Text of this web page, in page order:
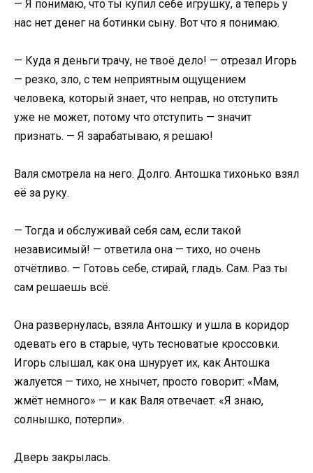
— Я понимаю, что ты купил себе игрушку, а теперь у
нас нет денег на ботинки сыну. Вот что я понимаю.
— Куда я деньги трачу, не твоё дело! — отрезал Игорь
— резко, зло, с тем неприятным ощущением
человека, который знает, что неправ, но отступить
уже не может, потому что отступить — значит
признать. — Я зарабатываю, я решаю!
Валя смотрела на него. Долго. Антошка тихонько взял
её за руку.
— Тогда и обслуживай себя сам, если такой
независимый! — ответила она — тихо, но очень
отчётливо. — Готовь себе, стирай, гладь. Сам. Раз ты
сам решаешь всё.
Она развернулась, взяла Антошку и ушла в коридор
одевать его в старые, чуть тесноватые кроссовки.
Игорь слышал, как она шнурует их, как Антошка
жалуется — тихо, не хнычет, просто говорит: «Мам,
жмёт немного» — и как Валя отвечает: «Я знаю,
солнышко, потерпи».
Дверь закрылась.